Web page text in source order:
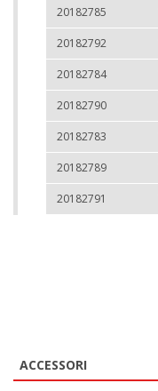
20182785
20182792
20182784
20182790
20182783
20182789
20182791
ACCESSORI